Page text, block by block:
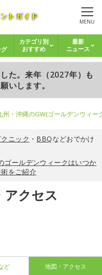
MENU
カテゴリ別
おすすめ
最新
ニュース
た。来年（2027年）も
いします。
州・沖縄のGW(ゴールデンウィ
クニック ・ BBQなどおでかけ
ゴールデンウィークはいつか
をご紹介
アクセス
ど 地図・アクセス